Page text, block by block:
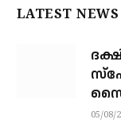
LATEST NEWS
05/08/